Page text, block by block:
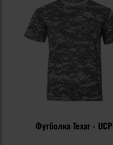
Футболка Texar - UCP